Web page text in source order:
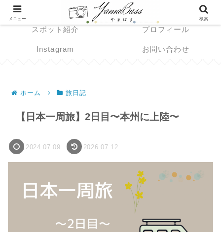
スポット紹介 プロフィール
Instagram お問い合わせ
ホーム 旅日記
【日本一周旅】2日目〜本州に上陸〜
2024.07.09 2026.07.12
メニュー 検索